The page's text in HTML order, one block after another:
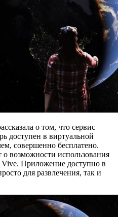
о том, что сервис
доступен в виртуальной
совершенно бесплатено.
о возможности использования
Vive. Приложение доступно в
для развлечения, так и